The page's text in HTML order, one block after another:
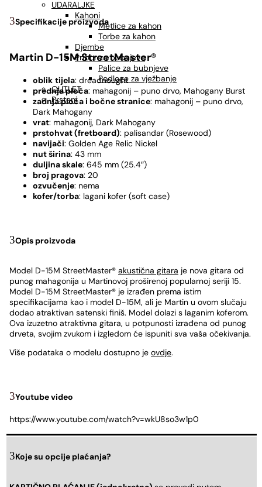
UDARALJKE
Kahoni
Metlice za kahon
Torbe za kahon
Djembe
Pribor za bubnjeve
Palice za bubnjeve
Podloge za vježbanje
OUTLET
Prsteni
Specifikacije proizvoda
Martin D-15M StreetMaster®
oblik tijela: dreadnought
prednja ploča: mahagonij – puno drvo, Mahogany Burst
zadnja ploča i bočne stranice: mahagonij – puno drvo,
Dark Mahogany
vrat: mahagonij, Dark Mahogany
prstohvat (fretboard): palisandar (Rosewood)
navijači: Golden Age Relic Nickel
nut širina: 43 mm
duljina skale: 645 mm (25.4″)
broj pragova: 20
ozvučenje: nema
kofer/torba: lagani kofer (soft case)
Opis proizvoda
Model D-15M StreetMaster® akustična gitara je nova gitara od
punog mahagonija u Martinovoj proširenoj popularnoj seriji 15.
Model D-15M StreetMaster® je izrađen prema istim
specifikacijama kao i model D-15M, ali je Martin u ovom slučaju
dodao atraktivan satenski finiš. Model dolazi s laganim koferom.
Ova izuzetno atraktivna gitara, u potpunosti izrađena od punog
drveta, svojim zvukom i izgledom će ispuniti sva vaša očekivanja.
Više podataka o modelu dostupno je ovdje.
Youtube video
https://www.youtube.com/watch?v=wkU8so3w1p0
Koje su opcije plaćanja?